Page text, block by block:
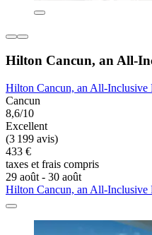
Hilton Cancun, an All-
Hilton Cancun, an All-Inclusive
Cancun
8,6/10
Excellent
(3 199 avis)
433 €
taxes et frais compris
29 août - 30 août
Hilton Cancun, an All-Inclusive